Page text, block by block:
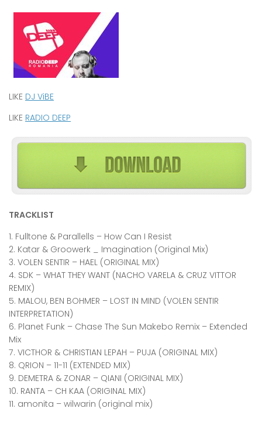
LIKE DJ ViBE
LIKE RADIO DEEP
TRACKLIST
1. Fulltone & Parallells – How Can I Resist
2. Katar & Groowerk _ Imagination (Original Mix)
3. VOLEN SENTIR – HAEL (ORIGINAL MIX)
4. SDK – WHAT THEY WANT (NACHO VARELA & CRUZ VITTOR
REMIX)
5. MALOU, BEN BOHMER – LOST IN MIND (VOLEN SENTIR
INTERPRETATION)
6. Planet Funk – Chase The Sun Makebo Remix – Extended
Mix
7. VICTHOR & CHRISTIAN LEPAH – PUJA (ORIGINAL MIX)
8. QRION – 11-11 (EXTENDED MIX)
9. DEMETRA & ZONAR – QIANI (ORIGINAL MIX)
10. RANTA – CH KAA (ORIGINAL MIX)
11. amonita – wilwarin (original mix)